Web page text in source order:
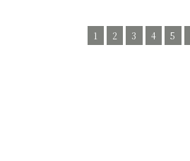
1 2 3 4 5